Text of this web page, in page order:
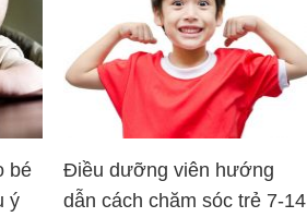
bé
ý
Điều dưỡng viên hướng
dẫn cách chăm sóc trẻ 7-14